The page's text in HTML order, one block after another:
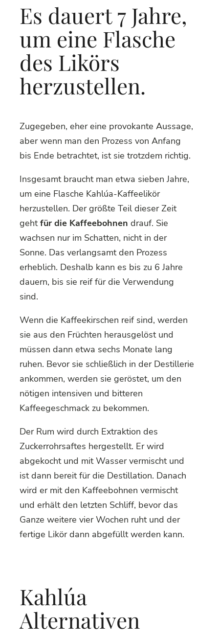
Es dauert 7 Jahre,
um eine Flasche
des Likörs
herzustellen.
Zugegeben, eher eine provokante Aussage,
aber wenn man den Prozess von Anfang
bis Ende betrachtet, ist sie trotzdem richtig.
Insgesamt braucht man etwa sieben Jahre,
um eine Flasche Kahlúa-Kaffeelikör
herzustellen. Der größte Teil dieser Zeit
gehtfür die Kaffeebohnen drauf. Sie
wachsen nur im Schatten, nicht in der
Sonne. Das verlangsamt den Prozess
erheblich. Deshalb kann es bis zu 6 Jahre
dauern, bis sie reif für die Verwendung
sind.
Wenn die Kaffeekirschen reif sind, werden
sie aus den Früchten herausgelöst und
müssen dann etwa sechs Monate lang
ruhen. Bevor sie schließlich in der Destillerie
ankommen, werden sie geröstet, um den
nötigen intensiven und bitteren
Kaffeegeschmack zu bekommen.
Der Rum wird durch Extraktion des
Zuckerrohrsaftes hergestellt. Er wird
abgekocht und mit Wasser vermischt und
ist dann bereit für die Destillation. Danach
wird er mit den Kaffeebohnen vermischt
und erhält den letzten Schliff, bevor das
Ganze weitere vier Wochen ruht und der
fertige Likör dann abgefüllt werden kann.
Kahlúa
Alternativen